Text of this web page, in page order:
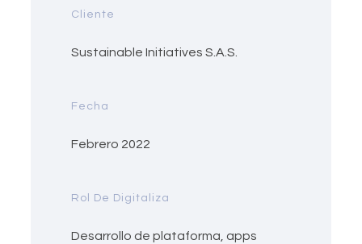
Cliente
Sustainable Initiatives S.A.S.
Fecha
Febrero 2022
Rol De Digitaliza
Desarrollo de plataforma, apps